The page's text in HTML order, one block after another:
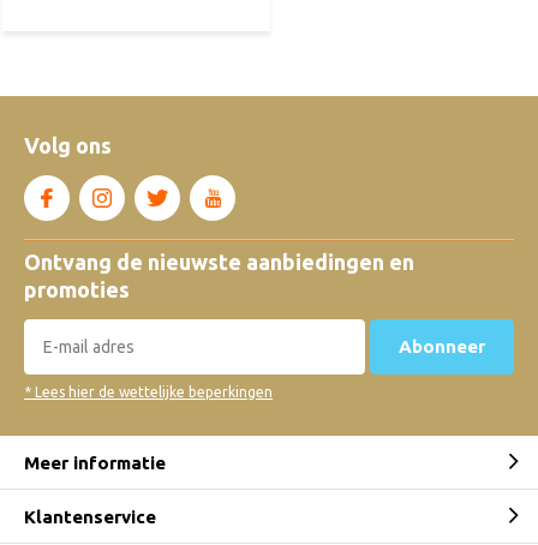
Volg ons
Ontvang de nieuwste aanbiedingen en
promoties
Abonneer
* Lees hier de wettelijke beperkingen
Meer informatie
Klantenservice